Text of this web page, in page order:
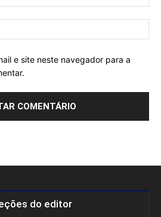
e site neste navegador para a
do editor